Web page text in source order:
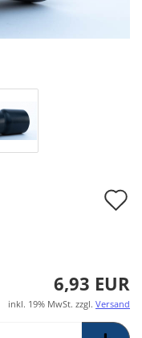
6,93 EUR
inkl. 19% MwSt. zzgl. Versand